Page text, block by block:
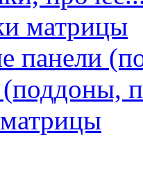
матрицы
панели